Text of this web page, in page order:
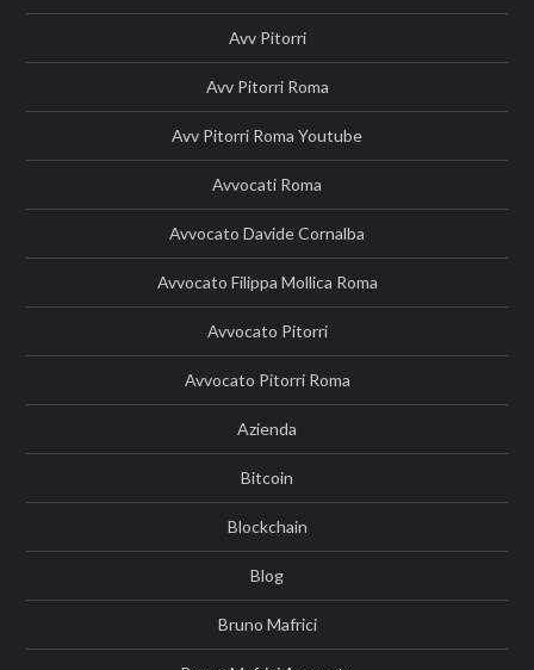
Avv Pitorri
Avv Pitorri Roma
Avv Pitorri Roma Youtube
Avvocati Roma
Avvocato Davide Cornalba
Avvocato Filippa Mollica Roma
Avvocato Pitorri
Avvocato Pitorri Roma
Azienda
Bitcoin
Blockchain
Blog
Bruno Mafrici